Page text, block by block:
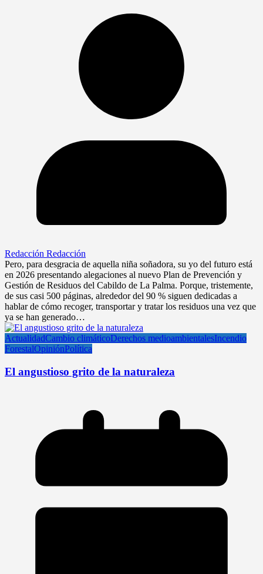
Redacción Redacción
Pero, para desgracia de aquella niña soñadora, su yo del futuro está
en 2026 presentando alegaciones al nuevo Plan de Prevención y
Gestión de Residuos del Cabildo de La Palma. Porque, tristemente,
de sus casi 500 páginas, alrededor del 90 % siguen dedicadas a
hablar de cómo recoger, transportar y tratar los residuos una vez que
ya se han generado…
ActualidadCambio climáticoDerechos medioambientalesIncendio
ForestalOpiniónPolítica
El angustioso grito de la naturaleza